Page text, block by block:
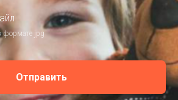
формате jpg
Отправить